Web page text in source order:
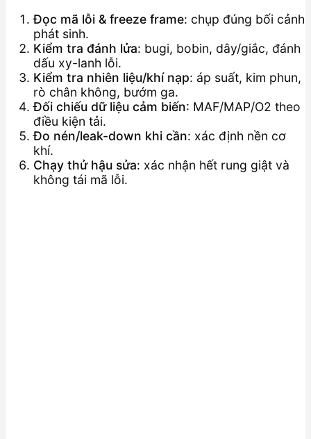
Đọc mã lỗi & freeze frame: chụp đúng bối cảnh
phát sinh.
Kiểm tra đánh lửa: bugi, bobin, dây/giắc, đánh
dấu xy-lanh lỗi.
Kiểm tra nhiên liệu/khí nạp: áp suất, kim phun,
rò chân không, bướm ga.
Đối chiếu dữ liệu cảm biến: MAF/MAP/O2 theo
điều kiện tải.
Đo nén/leak-down khi cần: xác định nền cơ
khí.
Chạy thử hậu sửa: xác nhận hết rung giật và
không tái mã lỗi.